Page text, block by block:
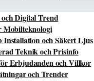
Digital Trend
Mobilteknologi
Installation och Säkert Ljus
Teknik och Prisinfo
Erbjudanden och Villkor
och Trender